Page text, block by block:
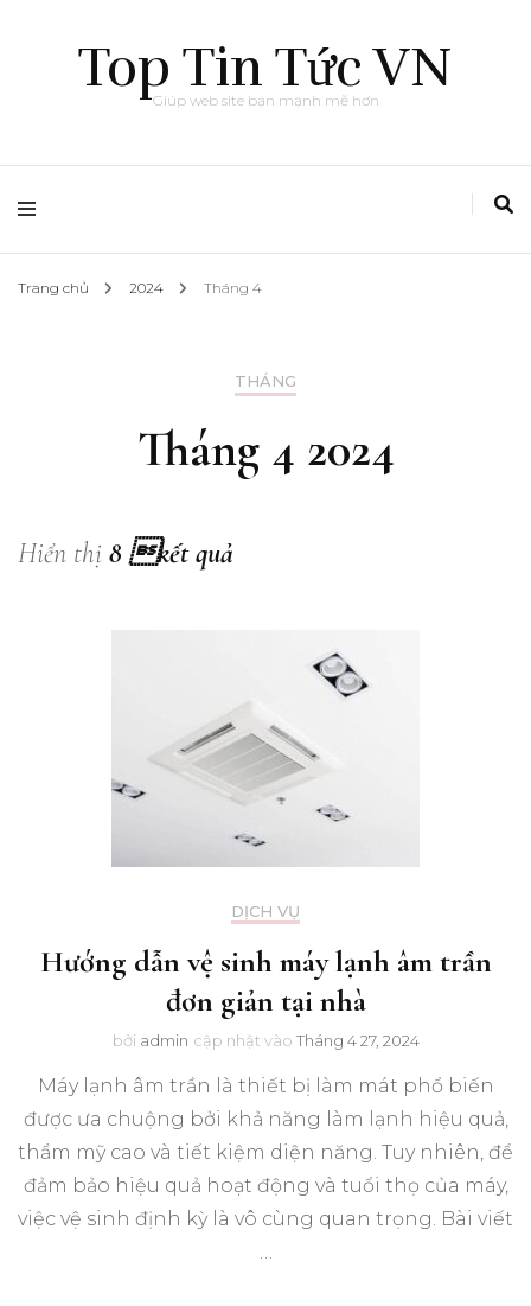
Top Tin Tức VN
Giúp web site bạn mạnh mẽ hơn
Trang chủ 2024 Tháng 4
THÁNG
Tháng 4 2024
Hiển thị 8 kết quả
DỊCH VỤ
Hướng dẫn vệ sinh máy lạnh âm trần
đơn giản tại nhà
bởi admin cập nhật vào Tháng 4 27, 2024
Máy lạnh âm trần là thiết bị làm mát phổ biến
được ưa chuộng bởi khả năng làm lạnh hiệu quả,
thẩm mỹ cao và tiết kiệm diện năng. Tuy nhiên, để
đảm bảo hiệu quả hoạt động và tuổi thọ của máy,
việc vệ sinh định kỳ là vô cùng quan trọng. Bài viết
…